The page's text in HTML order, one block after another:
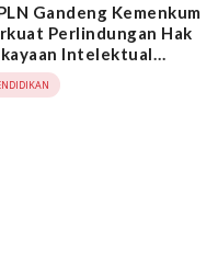
Gandeng Kemenkum
Perlindungan Hak
Intelektual